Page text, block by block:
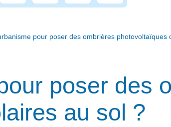
pour poser des ombrières photovoltaïques
poser des
au sol ?